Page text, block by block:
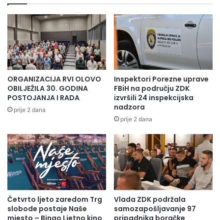
ORGANIZACIJA RVI OLOVO
OBILJEŽILA 30. GODINA
POSTOJANJA I RADA
prije 2 dana
Inspektori Porezne uprave
FBiH na području ZDK
izvršili 24 inspekcijska
nadzora
prije 2 dana
Četvrto ljeto zaredom Trg
slobode postaje Naše
mjesto – Bingo Ljetno kino
Vlada ZDK podržala
samozapošljavanje 97
pripadnika boračke